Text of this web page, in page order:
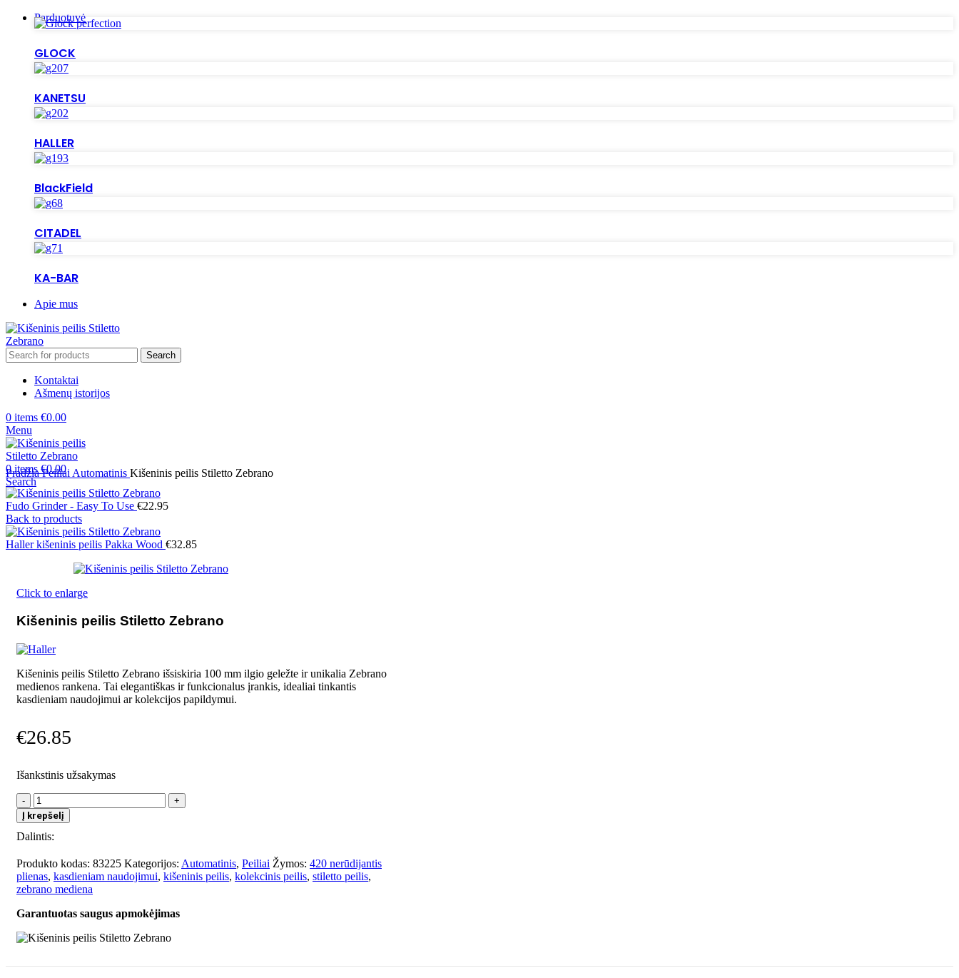
Parduotuvė
GLOCK
KANETSU
HALLER
BlackField
CITADEL
KA-BAR
Apie mus
Search
Kontaktai
Ašmenų istorijos
0 items €0.00
Menu
0items €0.00
Search
PradžiaPeiliai Automatinis Kišeninis peilis Stiletto Zebrano
Fudo Grinder - Easy To Use €22.95
Back to products
Haller kišeninis peilis Pakka Wood €32.85
Click to enlarge
Kišeninis peilis Stiletto Zebrano
Kišeninis peilis Stiletto Zebrano išsiskiria 100 mm ilgio geležte ir unikalia Zebrano
medienos rankena. Tai elegantiškas ir funkcionalus įrankis, idealiai tinkantis
kasdieniam naudojimui ar kolekcijos papildymui.
€26.85
Išankstinis užsakymas
produkto
kiekis:
Kišeninis
peilis
Zebrano
Į krepšelį
Dalintis:
Produkto kodas: 83225 Kategorijos: Automatinis, Peiliai Žymos: 420 nerūdijantis
plienas, kasdieniam naudojimui, kišeninis peilis, kolekcinis peilis, stiletto peilis,
zebrano mediena
Garantuotas saugus apmokėjimas